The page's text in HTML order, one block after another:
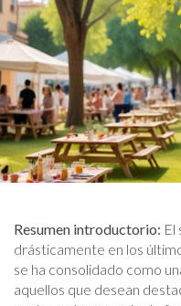
Resumen introductorio: El
drásticamente en los
se ha consolidado como
aquellos que desean